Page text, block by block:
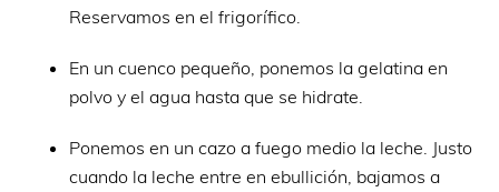
Reservamos en el frigorífico.
En un cuenco pequeño, ponemos la gelatina en
polvo y el agua hasta que se hidrate.
Ponemos en un cazo a fuego medio la leche. Justo
cuando la leche entre en ebullición, bajamos a